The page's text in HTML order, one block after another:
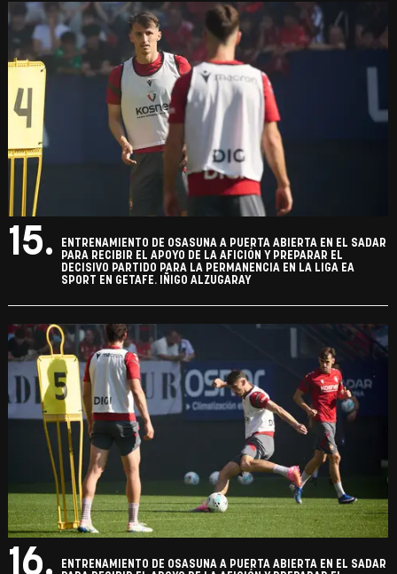
15.
ENTRENAMIENTO DE OSASUNA A PUERTA ABIERTA EN EL SADAR
PARA RECIBIR EL APOYO DE LA AFICIÓN Y PREPARAR EL
DECISIVO PARTIDO PARA LA PERMANENCIA EN LA LIGA EA
SPORT EN GETAFE. IÑIGO ALZUGARAY
16.
ENTRENAMIENTO DE OSASUNA A PUERTA ABIERTA EN EL SADAR